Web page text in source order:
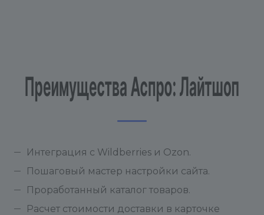
Интеграция с Wildberries и Ozon.
Пошаговый мастер настройки сайта.
Проработанный каталог товаров.
Расчет стоимости доставки в карточке